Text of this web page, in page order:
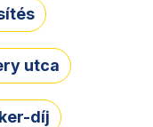
utca
díj